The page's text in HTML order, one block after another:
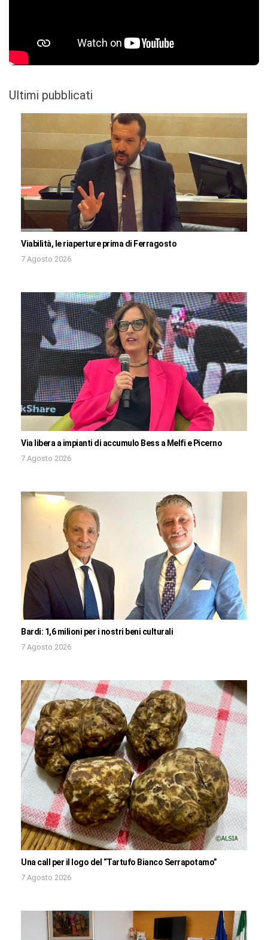
Ultimi pubblicati
Viabilità, le riaperture prima di Ferragosto
7 Agosto 2026
Via libera a impianti di accumulo Bess a Melfi e Picerno
7 Agosto 2026
Bardi: 1,6 milioni per i nostri beni culturali
7 Agosto 2026
Una call per il logo del “Tartufo Bianco Serrapotamo”
7 Agosto 2026